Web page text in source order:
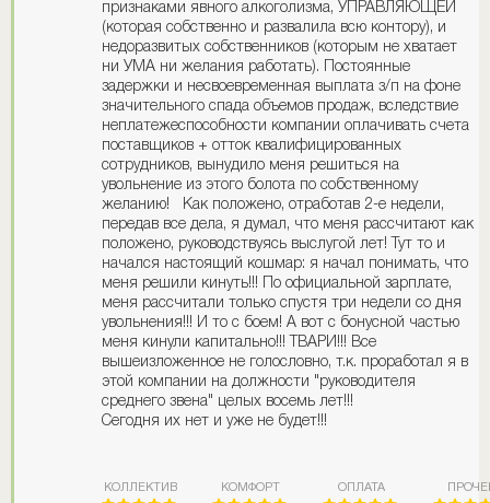
признаками явного алкоголизма, УПРАВЛЯЮЩЕЙ
(которая собственно и развалила всю контору), и
недоразвитых собственников (которым не хватает
ни УМА ни желания работать). Постоянные
задержки и несвоевременная выплата з/п на фоне
значительного спада объемов продаж, вследствие
неплатежеспособности компании оплачивать счета
поставщиков + отток квалифицированных
сотрудников, вынудило меня решиться на
увольнение из этого болота по собственному
желанию! Как положено, отработав 2-е недели,
передав все дела, я думал, что меня рассчитают как
положено, руководствуясь выслугой лет! Тут то и
начался настоящий кошмар: я начал понимать, что
меня решили кинуть!!! По официальной зарплате,
меня рассчитали только спустя три недели со дня
увольнения!!! И то с боем! А вот с бонусной частью
меня кинули капитально!!! ТВАРИ!!! Все
вышеизложенное не голословно, т.к. проработал я в
этой компании на должности "руководителя
среднего звена" целых восемь лет!!!
Сегодня их нет и уже не будет!!!
КОЛЛЕКТИВ КОМФОРТ ОПЛАТА